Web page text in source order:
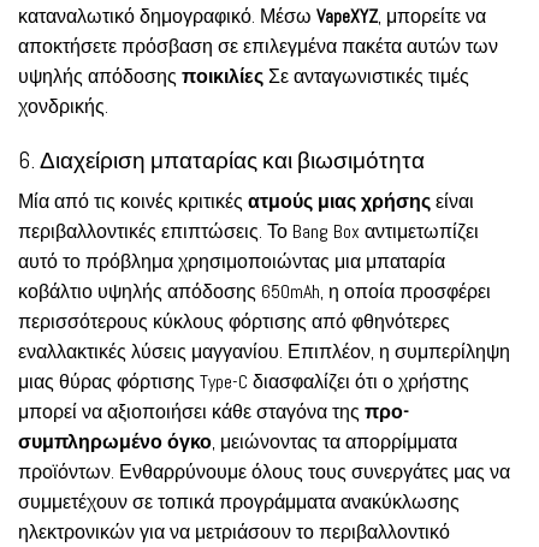
καταναλωτικό δημογραφικό. Μέσω VapeXYZ, μπορείτε να
αποκτήσετε πρόσβαση σε επιλεγμένα πακέτα αυτών των
υψηλής απόδοσης ποικιλίεςΣε ανταγωνιστικές τιμές
χονδρικής.
6. Διαχείριση μπαταρίας και βιωσιμότητα
Μία από τις κοινές κριτικές ατμούς μιας χρήσηςείναι
περιβαλλοντικές επιπτώσεις. Το Bang Box αντιμετωπίζει
αυτό το πρόβλημα χρησιμοποιώντας μια μπαταρία
κοβάλτιο υψηλής απόδοσης 650mAh, η οποία προσφέρει
περισσότερους κύκλους φόρτισης από φθηνότερες
εναλλακτικές λύσεις μαγγανίου. Επιπλέον, η συμπερίληψη
μιας θύρας φόρτισης Type-C διασφαλίζει ότι ο χρήστης
μπορεί να αξιοποιήσει κάθε σταγόνα της προ-
συμπληρωμένο όγκο, μειώνοντας τα απορρίμματα
προϊόντων. Ενθαρρύνουμε όλους τους συνεργάτες μας να
συμμετέχουν σε τοπικά προγράμματα ανακύκλωσης
ηλεκτρονικών για να μετριάσουν το περιβαλλοντικό